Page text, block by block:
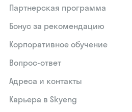
Партнерская программа
Бонус за рекомендацию
Корпоративное обучение
Вопрос-ответ
Адреса и контакты
Карьера в Skyeng